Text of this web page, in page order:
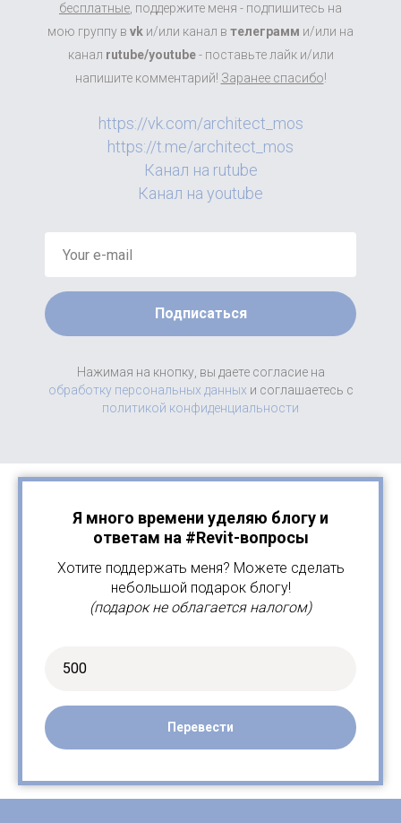
бесплатные , поддержите меня - подпишитесь на
мою группу в vk и/или канал в телеграмм и/или на
канал rutube/youtube- поставьте лайк и/или
напишите комментарий! Заранее спасибо!
https://vk.com/architect_mos
https://t.me/architect_mos
Канал на rutube
Канал на youtube
Подписаться
Нажимая на кнопку, вы даете согласие на
обработку персональных данных и соглашаетесь c
политикой конфиденциальности
Я много времени уделяю блогу и
ответам на #Revit-вопросы
Хотите поддержать меня? Можете сделать
небольшой подарок блогу!
(подарок не облагается налогом)
Перевести